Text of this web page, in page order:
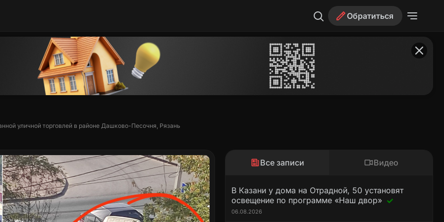
Обратиться
уличной торговлей в районе Дашково-Песочня, Рязань
Все записи Видео
В Казани у дома на Отрадной, 50 установят
освещение по программе «Наш двор»
06.08.2026